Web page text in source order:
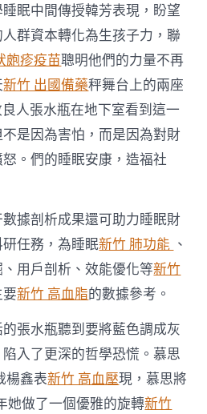
眠中間傳授韓芳表現，盼望
群資本轉化為生孩子力，聯
皰疹疫苗聰明他們的力量不再
新竹 出國備藥秤舞台上的兩座
人張水瓶在地下室看到這一
是因為害怕，而是因為對財
。們的睡眠安康，造福社
據剖析成果還可助力睡眠財
任務，為睡眠新竹 肺功能 、
用戶剖析、效能優化等新竹
要新竹 高血脂的數據參考。
張水瓶聽到要將藍色調成灰
入了更深的哲學恐慌。慕思
楊鑫表新竹 高血壓現，慕思將
她做了一個優雅的旋轉新竹